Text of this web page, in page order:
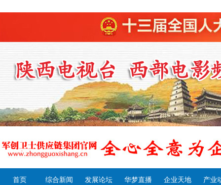
首页 综合新闻 发展论坛 华梦直播 企业天地 产业